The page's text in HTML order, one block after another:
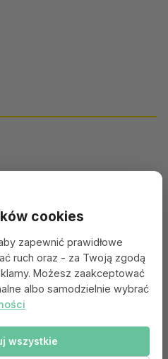
cookies
zapewnić prawidłowe
ruch oraz - za Twoją zgodą
Możesz zaakceptować
albo samodzielnie wybrać
wszystkie